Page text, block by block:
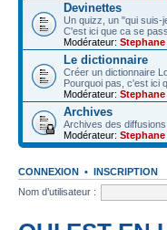
Devinettes
Un quizz, un "qui suis-
C'est ici que ca se
Modérateur: Stephane
Le dictionnaire
Créer un dictionnaire
Pourquoi pas, c'est ici
Modérateur: Stephane
Archives
Archives des
Modérateur: Stephane
CONNEXION • INSCRIPTION
Nom d’utilisateur :